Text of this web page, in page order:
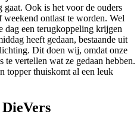
Ook is het voor de ouders
weekend ontlast te worden. Wel
dag een terugkoppeling krijgen
heeft gedaan, bestaande uit
Dit doen wij, omdat onze
te vertellen wat ze gedaan hebben.
topper thuiskomt al een leuk